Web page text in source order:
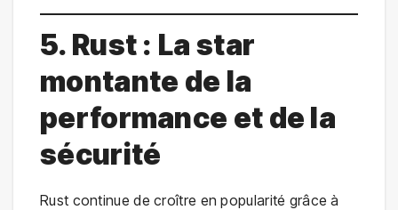
5. Rust : La star
montante de la
performance et de la
sécurité
Rust continue de croître en popularité grâce à